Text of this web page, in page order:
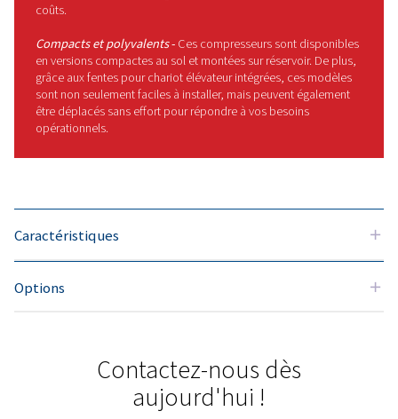
performances exceptionnelles,
fournissant jusqu’à 15 % de débit
en plus tout en réduisant la
Mais il ne s’agit pas seulement de
puissance. Ces compresseurs sont
conçus pour être pratiques,
s’adaptent facilement aux espaces
placés à proximité de votre zone de
travail. Vous économisez ainsi à la fois